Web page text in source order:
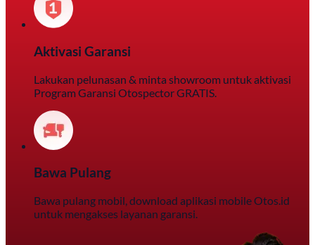
Aktivasi Garansi
Lakukan pelunasan & minta showroom untuk aktivasi
Program Garansi Otospector GRATIS.
Bawa Pulang
Bawa pulang mobil, download aplikasi mobile Otos.id
untuk mengakses layanan garansi.